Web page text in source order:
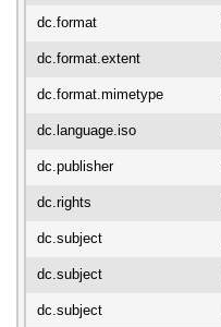
dc.format
dc.format.extent
dc.format.mimetype
dc.language.iso
dc.publisher
dc.rights
dc.subject
dc.subject
dc.subject